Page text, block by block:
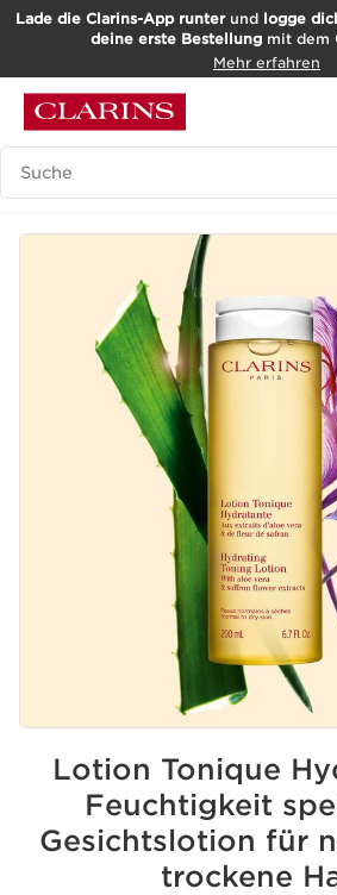
WEITER ZUM INHALT
Lade die Clarins-App runterund logge
deine erste Bestellungmit dem
Mehr erfahren
Such-Historie
Lotion Tonique
Feuchtigkeit
Gesichtslotion für
trockene